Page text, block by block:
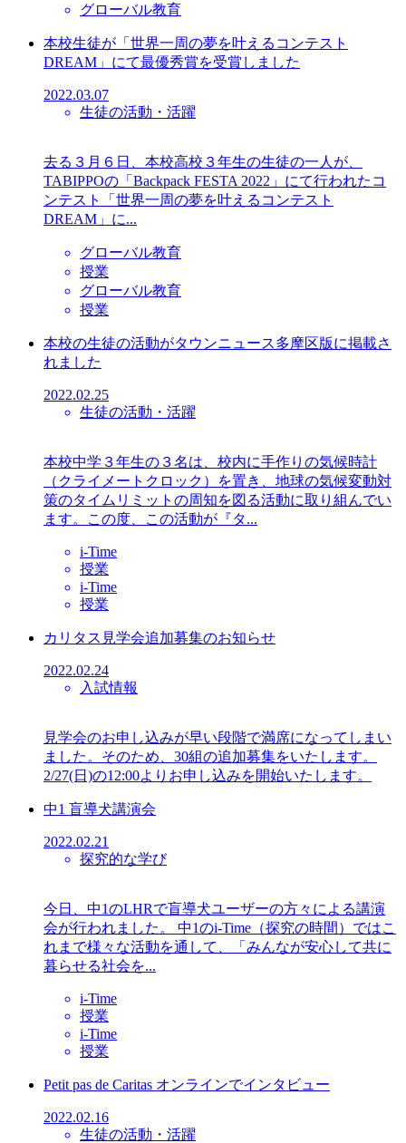
グローバル教育
本校生徒が「世界一周の夢を叶えるコンテスト
DREAM」にて最優秀賞を受賞しました
2022.03.07
生徒の活動・活躍
去る３月６日、本校高校３年生の生徒の一人が、
TABIPPOの「Backpack FESTA 2022」にて行われたコ
ンテスト「世界一周の夢を叶えるコンテスト
DREAM」に...
グローバル教育
授業
グローバル教育
授業
本校の生徒の活動がタウンニュース多摩区版に掲載さ
れました
2022.02.25
生徒の活動・活躍
本校中学３年生の３名は、校内に手作りの気候時計
（クライメートクロック）を置き、地球の気候変動対
策のタイムリミットの周知を図る活動に取り組んでい
ます。この度、この活動が『タ...
i-Time
授業
i-Time
授業
カリタス見学会追加募集のお知らせ
2022.02.24
入試情報
見学会のお申し込みが早い段階で満席になってしまい
ました。そのため、30組の追加募集をいたします。
2/27(日)の12:00よりお申し込みを開始いたします。
中1 盲導犬講演会
2022.02.21
探究的な学び
今日、中1のLHRで盲導犬ユーザーの方々による講演
会が行われました。 中1のi-Time（探究の時間）ではこ
れまで様々な活動を通して、「みんなが安心して共に
暮らせる社会を...
i-Time
授業
i-Time
授業
Petit pas de Caritas オンラインでインタビュー
2022.02.16
生徒の活動・活躍